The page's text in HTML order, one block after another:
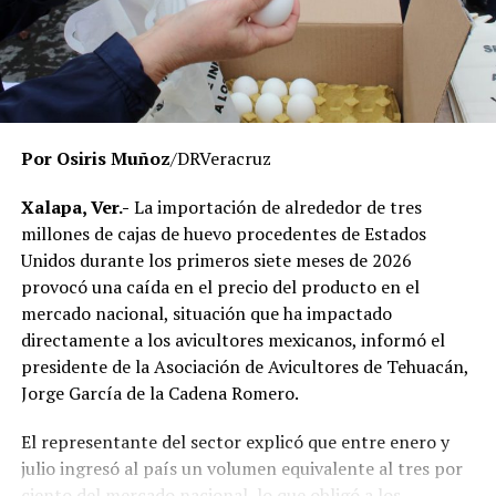
El Gobierno del Estado ha reiterado que las
investigaciones se desarrollan con apego a la ley y
respetando el debido proceso, por lo que hasta el
momento no existe una determinación definitiva sobre
responsabilidades individuales.
señalaron que un grupo de profesores ha manifestado
su inconformidad con el proceso de revisión, al
considerar que las investigaciones podrían afectar
intereses al interior de la institución.
De acuerdo con esos testimonios, el grupo identificado
comoMovimiento Estatal UPAV, integrado
públicamente por Verónica Sánchez Ramos, Mauricio
Ivette Lara Barradas, Roberto Ibáñez y Carlos Enrique
Sierra, ha cuestionado las acciones emprendidas por las
Por Osiris Muñoz/DRVeracruz
Xalapa, Ver.- La importación de alrededor de tres
millones de cajas de huevo procedentes de Estados
Unidos durante los primeros siete meses de 2026
provocó una caída en el precio del producto en el
mercado nacional, situación que ha impactado
directamente a los avicultores mexicanos, informó el
presidente de la Asociación de Avicultores de Tehuacán,
Jorge García de la Cadena Romero.
El representante del sector explicó que entre enero y
julio ingresó al país un volumen equivalente al tres por